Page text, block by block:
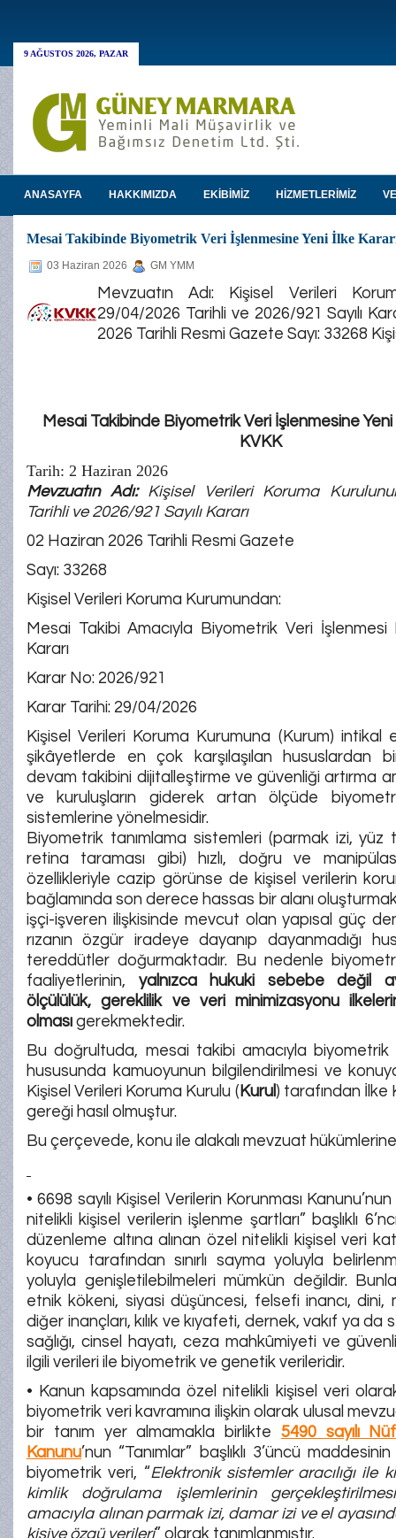
9 AĞUSTOS 2026, PAZAR
ANASAYFA HAKKIMIZDA EKİBİMİZ HİZMETLERİMİZ
Mesai Takibinde Biyometrik Veri İşlenmesine Yeni İlke
03 Haziran 2026 GM YMM
Mevzuatın Adı: Kişisel Verileri
29/04/2026 Tarihli ve 2026/921 Sayılı
2026 Tarihli Resmi Gazete Sayı: 33268
Mesai Takibinde Biyometrik Veri İşlenmesine Yeni
KVKK
Tarih: 2 Haziran 2026
Mevzuatın Adı:Kişisel Verileri Koruma
Tarihli ve 2026/921 Sayılı Kararı
02 Haziran 2026 Tarihli Resmi Gazete
Sayı: 33268
Kişisel Verileri Koruma Kurumundan:
Mesai Takibi Amacıyla Biyometrik Veri İşlenmesi
Kararı
Karar No: 2026/921
Karar Tarihi: 29/04/2026
Kişisel Verileri Koruma Kurumuna (Kurum) intikal
şikâyetlerde en çok karşılaşılan hususlardan
devam takibini dijitalleştirme ve güvenliği artırma
ve kuruluşların giderek artan ölçüde
sistemlerine yönelmesidir.
Biyometrik tanımlama sistemleri (parmak izi, yüz
retina taraması gibi) hızlı, doğru ve
özellikleriyle cazip görünse de kişisel verilerin
bağlamında son derece hassas bir alanı
işçi-işveren ilişkisinde mevcut olan yapısal güç
rızanın özgür iradeye dayanıp dayanmadığı
tereddütler doğurmaktadır. Bu nedenle
faaliyetlerinin, yalnızca hukuki sebebe değil
ölçülülük, gereklilik ve veri minimizasyonu
olması gerekmektedir.
Bu doğrultuda, mesai takibi amacıyla biyometrik
hususunda kamuoyunun bilgilendirilmesi ve
Kişisel Verileri Koruma Kurulu ( Kurul ) tarafından İlke
gereği hasıl olmuştur.
Bu çerçevede, konu ile alakalı mevzuat hükümlerine
• 6698 sayılı Kişisel Verilerin Korunması Kanunu’nun
nitelikli kişisel verilerin işlenme şartları” başlıklı
düzenleme altına alınan özel nitelikli kişisel veri
koyucu tarafından sınırlı sayma yoluyla
yoluyla genişletilebilmeleri mümkün değildir.
etnik kökeni, siyasi düşüncesi, felsefi inancı, dini,
diğer inançları, kılık ve kıyafeti, dernek, vakıf ya da
sağlığı, cinsel hayatı, ceza mahkûmiyeti ve
ilgili verileri ile biyometrik ve genetik verileridir.
• Kanun kapsamında özel nitelikli kişisel veri
biyometrik veri kavramına ilişkin olarak ulusal
bir tanım yer almamakla birlikte 5490 sayılı
Kanunu’nun “Tanımlar” başlıklı 3’üncü
biyometrik veri, “Elektronik sistemler aracılığı ile
kimlik doğrulama işlemlerinin
amacıyla alınan parmak izi, damar izi ve el
kişiye özgü verileri” olarak tanımlanmıştır.